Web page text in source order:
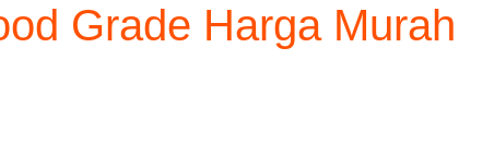
Grade Harga Murah